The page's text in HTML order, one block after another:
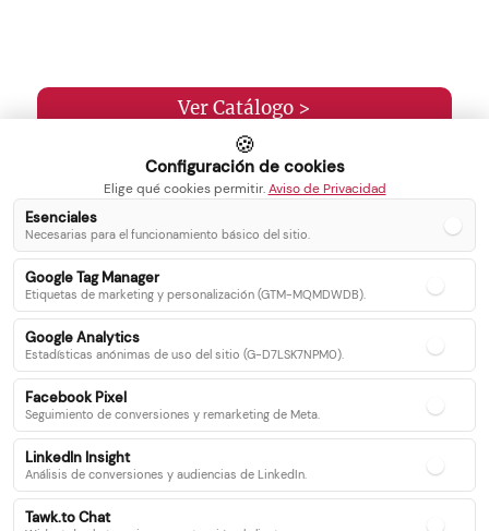
Ver Catálogo >
Inicio
Servicios
Catálogo
Recetas
Blog
Contacto
Síguenos en nuestras redes sociales
Facebook Instagram
Youtube WhatsApp
🍪
Configuración de cookies
Elige qué cookies permitir. Aviso de Privacidad
Esenciales
Necesarias para el funcionamiento básico del sitio.
Google Tag Manager
Etiquetas de marketing y personalización (GTM-MQMDWDB).
Google Analytics
Estadísticas anónimas de uso del sitio (G-D7LSK7NPM0).
Facebook Pixel
Seguimiento de conversiones y remarketing de Meta.
LinkedIn Insight
Análisis de conversiones y audiencias de LinkedIn.
Tawk.to Chat